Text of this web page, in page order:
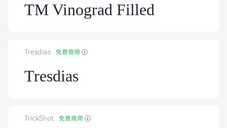
TM Vinograd Filled
Tresdias 免费商用
Tresdias
TrickShot 免费商用